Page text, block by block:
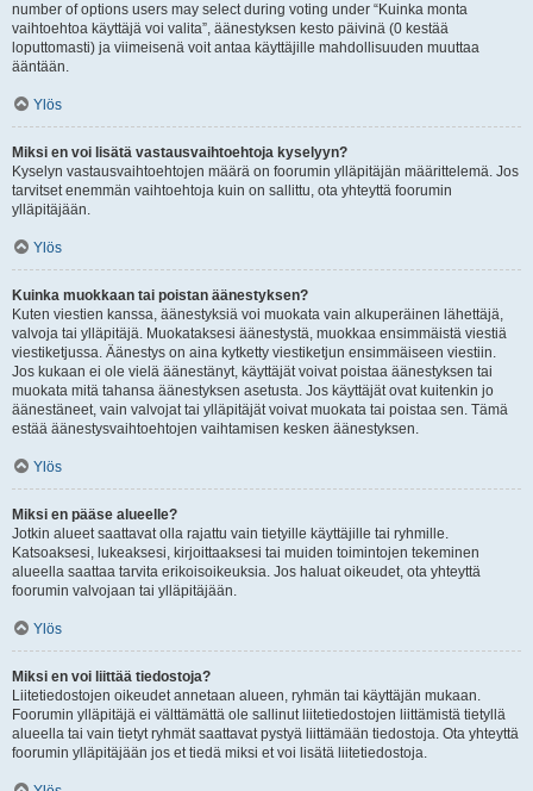
number of options users may select during voting under “Kuinka monta
vaihtoehtoa käyttäjä voi valita”, äänestyksen kesto päivinä (0 kestää
loputtomasti) ja viimeisenä voit antaa käyttäjille mahdollisuuden muuttaa
ääntään.
Ylös
Miksi en voi lisätä vastausvaihtoehtoja kyselyyn?
Kyselyn vastausvaihtoehtojen määrä on foorumin ylläpitäjän määrittelemä. Jos
tarvitset enemmän vaihtoehtoja kuin on sallittu, ota yhteyttä foorumin
ylläpitäjään.
Ylös
Kuinka muokkaan tai poistan äänestyksen?
Kuten viestien kanssa, äänestyksiä voi muokata vain alkuperäinen lähettäjä,
valvoja tai ylläpitäjä. Muokataksesi äänestystä, muokkaa ensimmäistä viestiä
viestiketjussa. Äänestys on aina kytketty viestiketjun ensimmäiseen viestiin.
Jos kukaan ei ole vielä äänestänyt, käyttäjät voivat poistaa äänestyksen tai
muokata mitä tahansa äänestyksen asetusta. Jos käyttäjät ovat kuitenkin jo
äänestäneet, vain valvojat tai ylläpitäjät voivat muokata tai poistaa sen. Tämä
estää äänestysvaihtoehtojen vaihtamisen kesken äänestyksen.
Ylös
Miksi en pääse alueelle?
Jotkin alueet saattavat olla rajattu vain tietyille käyttäjille tai ryhmille.
Katsoaksesi, lukeaksesi, kirjoittaaksesi tai muiden toimintojen tekeminen
alueella saattaa tarvita erikoisoikeuksia. Jos haluat oikeudet, ota yhteyttä
foorumin valvojaan tai ylläpitäjään.
Ylös
Miksi en voi liittää tiedostoja?
Liitetiedostojen oikeudet annetaan alueen, ryhmän tai käyttäjän mukaan.
Foorumin ylläpitäjä ei välttämättä ole sallinut liitetiedostojen liittämistä tietyllä
alueella tai vain tietyt ryhmät saattavat pystyä liittämään tiedostoja. Ota yhteyttä
foorumin ylläpitäjään jos et tiedä miksi et voi lisätä liitetiedostoja.